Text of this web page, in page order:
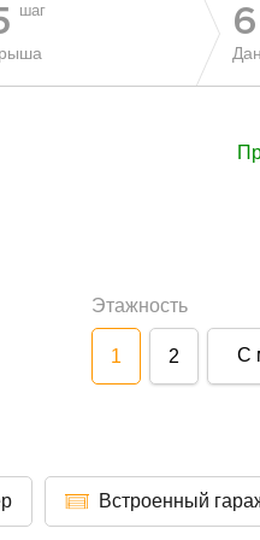
шаг 6
Этажность
1 2 С
Встроенный